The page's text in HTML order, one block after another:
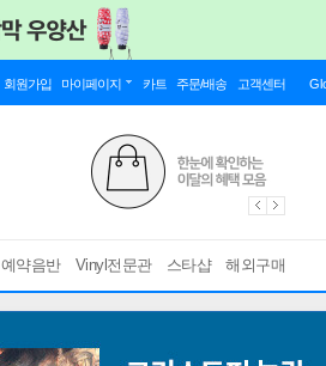
회원가입 마이페이지 카트 주문/배송 고객센터
예약음반 Vinyl전문관 스타샵 해외구매